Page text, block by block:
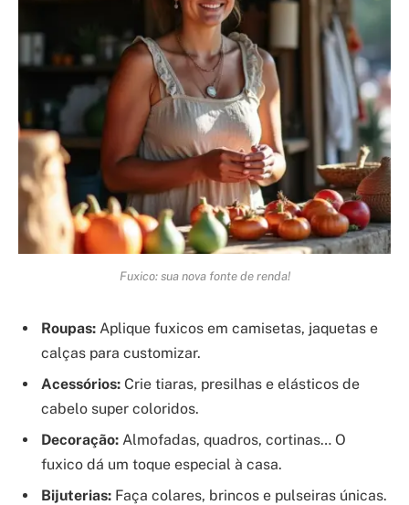
Fuxico: sua nova fonte de renda!
Roupas: Aplique fuxicos em camisetas, jaquetas e
calças para customizar.
Acessórios: Crie tiaras, presilhas e elásticos de
cabelo super coloridos.
Decoração: Almofadas, quadros, cortinas… O
fuxico dá um toque especial à casa.
Bijuterias: Faça colares, brincos e pulseiras únicas.